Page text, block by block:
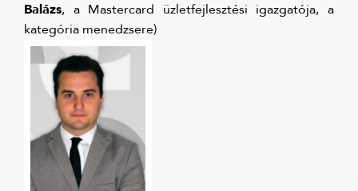
Balázs, a Mastercard üzletfejlesztési igazgatója, a
kategória menedzsere)